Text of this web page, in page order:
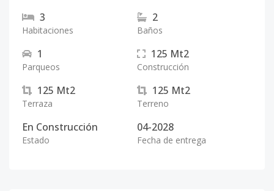
3
Habitaciones
2
Baños
1
Parqueos
125 Mt2
Construcción
125 Mt2
Terraza
125 Mt2
Terreno
En Construcción
Estado
04-2028
Fecha de entrega